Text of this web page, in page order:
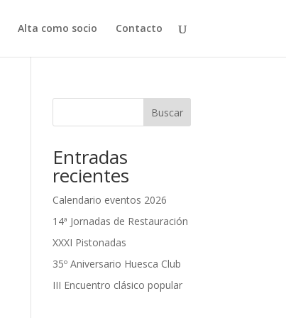
Alta como socio Contacto
Buscar
Entradas
recientes
Calendario eventos 2026
14ª Jornadas de Restauración
XXXI Pistonadas
35º Aniversario Huesca Club
III Encuentro clásico popular